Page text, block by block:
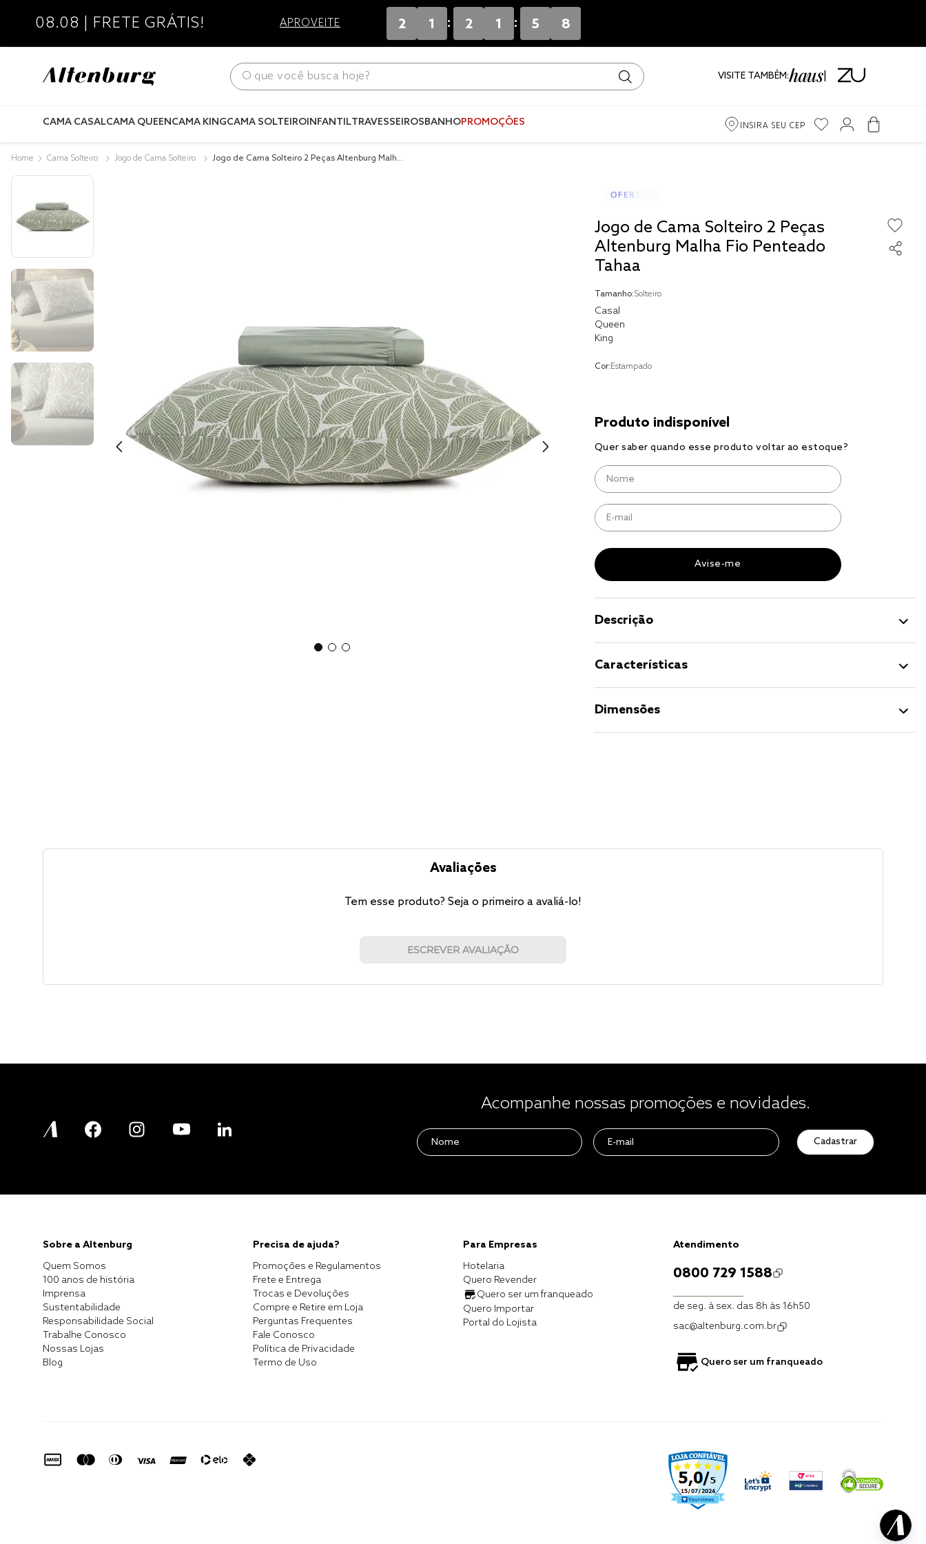
08.08 | FRETE GRÁTIS! APROVEITE 2 1 : 2 1 : 5 8
O que você busca hoje?
VISITE TAMBÉM:
CAMA CASALCAMA QUEENCAMA KINGCAMA SOLTEIROINFANTILTRAVESSEIROSBANHOPROMOÇÕES INSIRA SEU CEP
Cama Solteiro Jogo de Cama Solteiro
Jogo de Cama Solteiro 2 Peças Altenburg Malha
Jogo de Cama Solteiro 2 Peças
Altenburg Malha Fio Penteado
Tahaa
Tamanho:Solteiro
Casal
Queen
King
Cor: Estampado
Descrição
Características
Dimensões
Avaliações
Tem esse produto? Seja o primeiro a avaliá-lo!
ESCREVER AVALIAÇÃO
Acompanhe nossas promoções e novidades.
Cadastrar
Sobre a Altenburg
Quem Somos
100 anos de história
Imprensa
Sustentabilidade
Responsabilidade Social
Trabalhe Conosco
Nossas Lojas
Blog
Precisa de ajuda?
Promoções e Regulamentos
Frete e Entrega
Trocas e Devoluções
Compre e Retire em Loja
Perguntas Frequentes
Fale Conosco
Política de Privacidade
Termo de Uso
Para Empresas
Hotelaria
Quero Revender
Quero ser um franqueado
Quero Importar
Portal do Lojista
Atendimento
0800 729 1588
de seg. à sex. das 8h às 16h50
sac@altenburg.com.br
Quero ser um franqueado
travesseiro
solteiro
tencel
cobre leito
cobertor
jogo cama